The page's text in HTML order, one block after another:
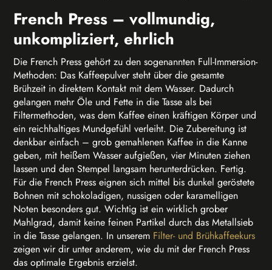
French Press – vollmundig,
unkompliziert, ehrlich
Die French Press gehört zu den sogenannten Full-Immersion-
Methoden: Das Kaffeepulver steht über die gesamte
Brühzeit in direktem Kontakt mit dem Wasser. Dadurch
gelangen mehr Öle und Fette in die Tasse als bei
Filtermethoden, was dem Kaffee einen kräftigen Körper und
ein reichhaltiges Mundgefühl verleiht. Die Zubereitung ist
denkbar einfach – grob gemahlenen Kaffee in die Kanne
geben, mit heißem Wasser aufgießen, vier Minuten ziehen
lassen und den Stempel langsam herunterdrücken. Fertig.
Für die French Press eignen sich mittel bis dunkel geröstete
Bohnen mit schokoladigen, nussigen oder karamelligen
Noten besonders gut. Wichtig ist ein wirklich grober
Mahlgrad, damit keine feinen Partikel durch das Metallsieb
in die Tasse gelangen. In unserem Filter- und Brühkaffeekurs
zeigen wir dir unter anderem, wie du mit der French Press
das optimale Ergebnis erzielst.